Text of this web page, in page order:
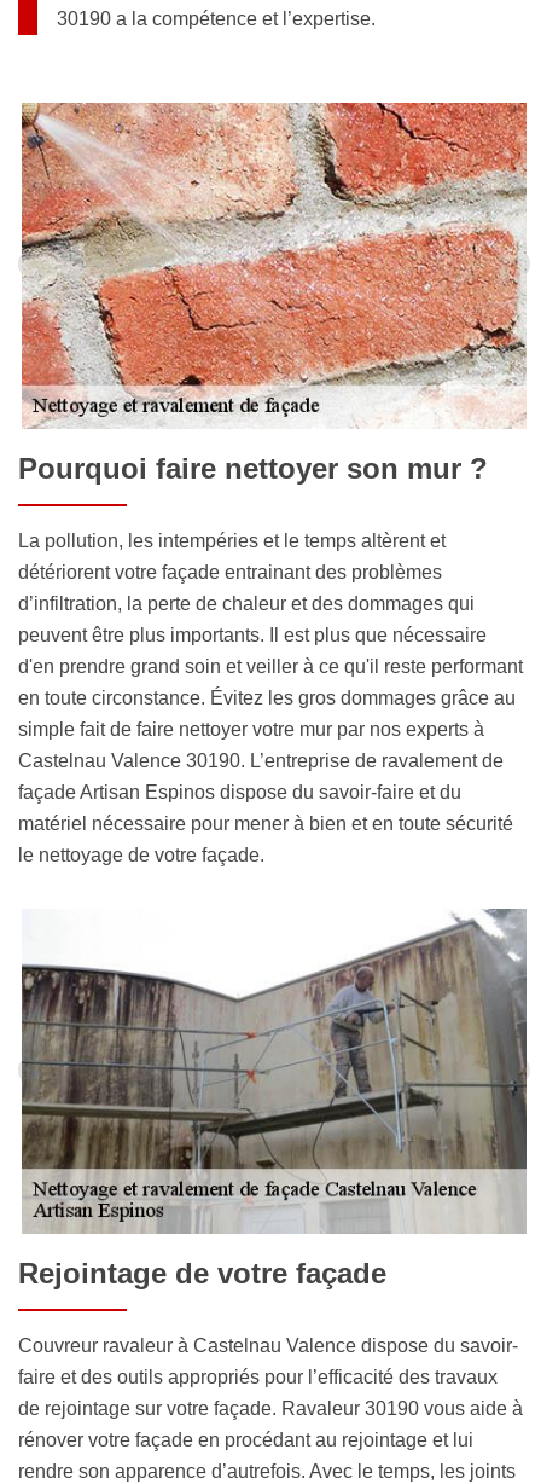
30190 a la compétence et l’expertise.
Pourquoi faire nettoyer son mur ?
La pollution, les intempéries et le temps altèrent et
détériorent votre façade entrainant des problèmes
d’infiltration, la perte de chaleur et des dommages qui
peuvent être plus importants. Il est plus que nécessaire
d'en prendre grand soin et veiller à ce qu'il reste performant
en toute circonstance. Évitez les gros dommages grâce au
simple fait de faire nettoyer votre mur par nos experts à
Castelnau Valence 30190. L’entreprise de ravalement de
façade Artisan Espinos dispose du savoir-faire et du
matériel nécessaire pour mener à bien et en toute sécurité
le nettoyage de votre façade.
Rejointage de votre façade
Couvreur ravaleur à Castelnau Valence dispose du savoir-
faire et des outils appropriés pour l’efficacité des travaux
de rejointage sur votre façade. Ravaleur 30190 vous aide à
rénover votre façade en procédant au rejointage et lui
rendre son apparence d’autrefois. Avec le temps, les joints